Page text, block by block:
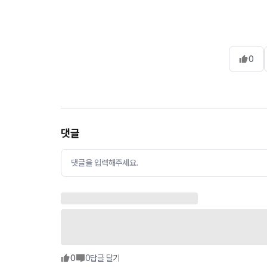
0
댓글
댓글을 입력해주세요.
0 0답글 달기